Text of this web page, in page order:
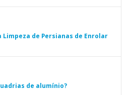
Limpeza de Persianas de Enrolar
de alumínio?